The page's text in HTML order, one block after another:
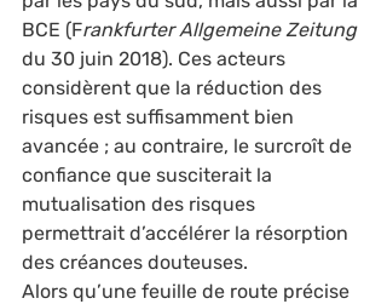
BCE (Frankfurter Allgemeine Zeitung
du 30 juin 2018). Ces acteurs
considèrent que la réduction des
risques est suffisamment bien
avancée ; au contraire, le surcroît de
confiance que susciterait la
mutualisation des risques
permettrait d’accélérer la résorption
des créances douteuses.
Alors qu’une feuille de route précise